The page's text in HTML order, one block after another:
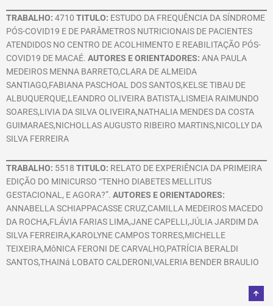
TRABALHO: 4710 TITULO: ESTUDO DA FREQUÊNCIA DA SÍNDROME
PÓS-COVID19 E DE PARÂMETROS NUTRICIONAIS DE PACIENTES
ATENDIDOS NO CENTRO DE ACOLHIMENTO E REABILITAÇÃO PÓS-
COVID19 DE MACAÉ. AUTORES E ORIENTADORES: ANA PAULA
MEDEIROS MENNA BARRETO,CLARA DE ALMEIDA
SANTIAGO,FABIANA PASCHOAL DOS SANTOS,KELSE TIBAU DE
ALBUQUERQUE,LEANDRO OLIVEIRA BATISTA,LISMEIA RAIMUNDO
SOARES,LIVIA DA SILVA OLIVEIRA,NATHALIA MENDES DA COSTA
GUIMARAES,NICHOLLAS AUGUSTO RIBEIRO MARTINS,NICOLLY DA
SILVA FERREIRA
TRABALHO: 5518 TITULO: RELATO DE EXPERIÊNCIA DA PRIMEIRA
EDIÇÃO DO MINICURSO “TENHO DIABETES MELLITUS
GESTACIONAL, E AGORA?”. AUTORES E ORIENTADORES:
ANNABELLA SCHIAPPACASSE CRUZ,CAMILLA MEDEIROS MACEDO
DA ROCHA,FLÁVIA FARIAS LIMA,JANE CAPELLI,JÚLIA JARDIM DA
SILVA FERREIRA,KAROLYNE CAMPOS TORRES,MICHELLE
TEIXEIRA,MôNICA FERONI DE CARVALHO,PATRÍCIA BERALDI
SANTOS,THAINá LOBATO CALDERONI,VALERIA BENDER BRAULIO